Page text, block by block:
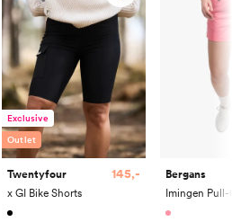
Exclusive
Outlet
Twentyfour
x GI Bike Shorts
145,- Bergans